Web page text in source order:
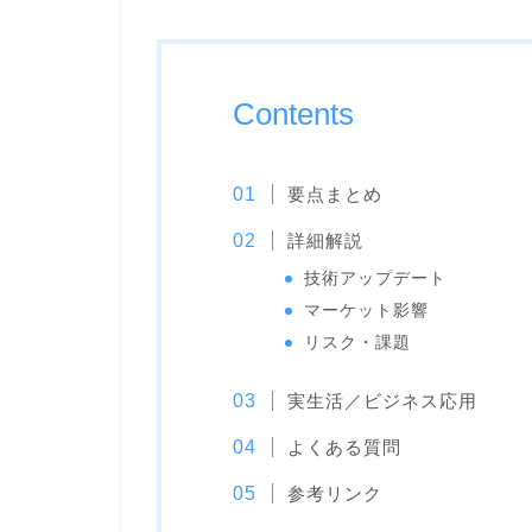
Contents
要点まとめ
詳細解説
技術アップデート
マーケット影響
リスク・課題
実生活／ビジネス応用
よくある質問
参考リンク